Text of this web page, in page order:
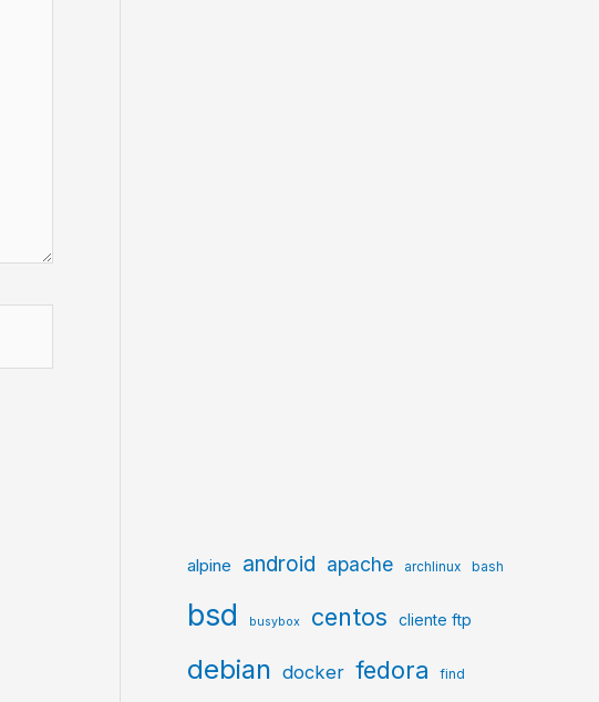
alpine android apache archlinux bash
bsd busybox centos cliente ftp
debian docker fedora find